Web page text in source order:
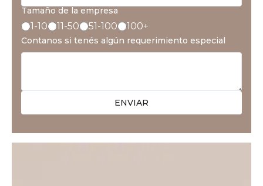
Tamaño de la empresa
1-10 11-50 51-100 100+
Contanos si tenés algún requerimiento especial
ENVIAR